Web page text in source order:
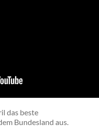
das beste
Bundesland aus.